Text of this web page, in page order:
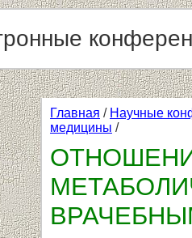
Главная / Научные
медицины /